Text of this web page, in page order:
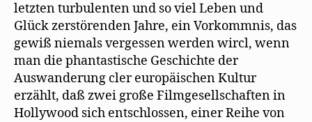
letzten turbulenten und so viel Leben und
Glück zerstörenden Jahre, ein Vorkommnis, das
gewiß niemals vergessen werden wircl, wenn
man die phantastische Geschichte der
Auswanderung cler europäischen Kultur
erzählt, daß zwei große Filmgesellschaften in
Hollywood sich entschlossen, einer Reihe von